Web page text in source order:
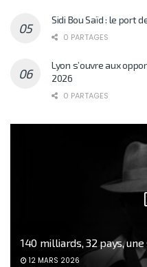
Sidi Bou Saïd : le port
0 PARTAGES
Lyon s’ouvre aux
2026
0 PARTAGES
140 milliards, 32 pays,
12 MARS 2026